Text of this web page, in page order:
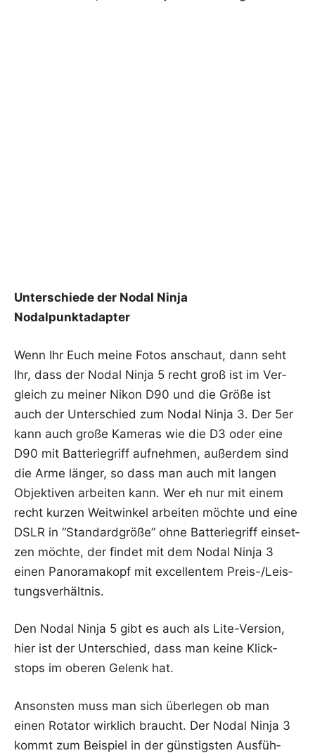
Unter­schie­de der Nodal Nin­ja
Nodalpunktadapter
Wenn Ihr Euch mei­ne Fotos anschaut, dann seht
Ihr, dass der Nodal Nin­ja 5 recht groß ist im Ver­
gleich zu mei­ner Nikon D90 und die Grö­ße ist
auch der Unter­schied zum Nodal Nin­ja 3. Der 5er
kann auch gro­ße Kame­ras wie die D3 oder eine
D90 mit Bat­te­rie­griff auf­neh­men, außer­dem sind
die Arme län­ger, so dass man auch mit lan­gen
Objek­ti­ven arbei­ten kann. Wer eh nur mit einem
recht kur­zen Weit­win­kel arbei­ten möch­te und eine
DSLR in “Stan­dard­grö­ße” ohne Bat­te­rie­griff ein­set­
zen möch­te, der fin­det mit dem Nodal Nin­ja 3
einen Pan­ora­ma­kopf mit excel­len­tem Preis-/Leis­
tungs­ver­hält­nis.
Den Nodal Nin­ja 5 gibt es auch als Lite-Ver­si­on,
hier ist der Unter­schied, dass man kei­ne Klick­
stops im obe­ren Gelenk hat.
Ansons­ten muss man sich über­le­gen ob man
einen Rota­tor wirk­lich braucht. Der Nodal Nin­ja 3
kommt zum Bei­spiel in der güns­tigs­ten Aus­füh­